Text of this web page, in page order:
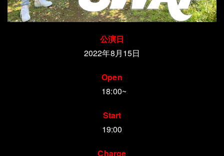
公演日
2022年8月15日
Open
18:00~
Start
19:00
Charge